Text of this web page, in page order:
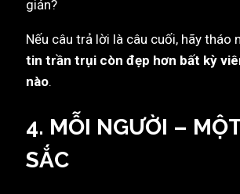
giản?
Nếu câu trả lời là câu cuối, hãy tháo
tin trần trụi còn đẹp hơn bất kỳ
nào.
4. MỖI NGƯỜI –
SẮC